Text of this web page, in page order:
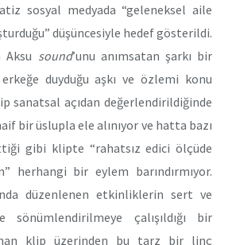
sosyal medyada “geleneksel aile
düşüncesiyle hedef gösterildi.
Aksu sound’unu anımsatan şarkı bir
duyduğu aşkı ve özlemi konu
sanatsal açıdan değerlendirildiğinde
bir üslupla ele alınıyor ve hatta bazı
gibi klipte “rahatsız edici ölçüde
herhangi bir eylem barındırmıyor.
düzenlenen etkinliklerin sert ve
sönümlendirilmeye çalışıldığı bir
klip üzerinden bu tarz bir linç